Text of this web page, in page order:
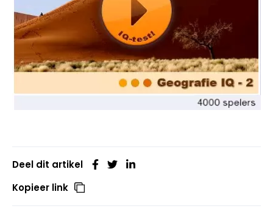
Deel dit artikel
Kopieer link